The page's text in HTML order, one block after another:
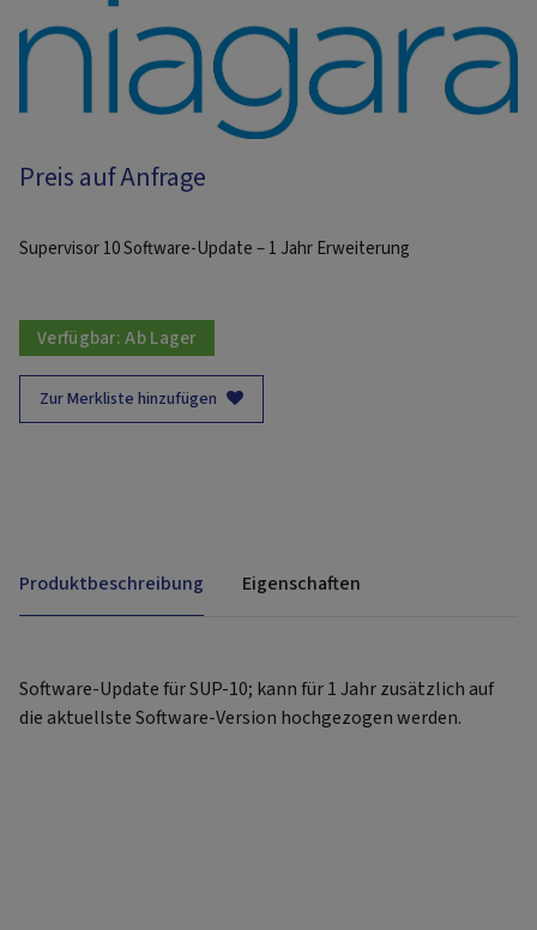
Preis auf Anfrage
Supervisor 10 Software-Update – 1 Jahr Erweiterung
Verfügbar:Ab Lager
Zur Merkliste hinzufügen
Produktbeschreibung Eigenschaften
Software-Update für SUP-10; kann für 1 Jahr zusätzlich auf
die aktuellste Software-Version hochgezogen werden.